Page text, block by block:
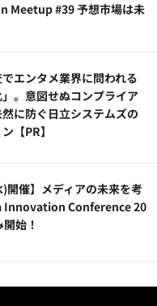
Meetup #39 予想市場は未
エンタメ業界に問われる
」。意図せぬコンプライア
に防ぐ日立システムズの
【PR】
)開催】メディアの未来を考
Innovation Conference 20
始！